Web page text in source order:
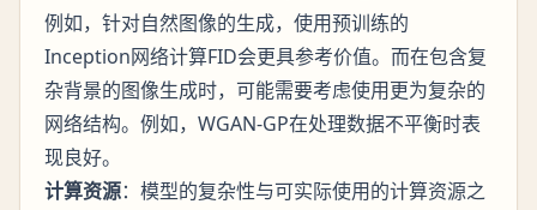
例如，针对自然图像的生成，使用预训练的
Inception网络计算FID会更具参考价值。而在包含复
杂背景的图像生成时，可能需要考虑使用更为复杂的
网络结构。例如，WGAN-GP在处理数据不平衡时表
现良好。
计算资源：模型的复杂性与可实际使用的计算资源之